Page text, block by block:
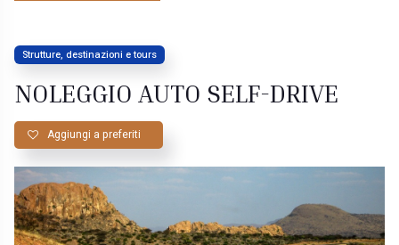
Strutture, destinazioni e tours
NOLEGGIO AUTO SELF-DRIVE
Aggiungi a preferiti